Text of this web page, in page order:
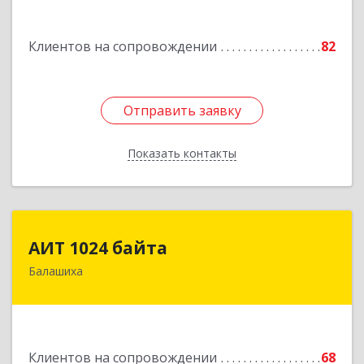
Клиентов на сопровождении 82
Отправить заявку
Показать контакты
Подробнее
Отправить заявку
Назад
АИТ 1024 байта
Балашиха
Клиентов на сопровождении
68
143909, Московская обл, Балашиха г, Солнечная